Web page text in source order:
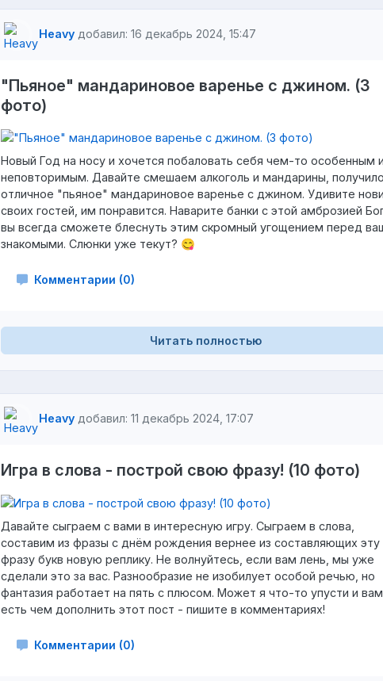
Heavy добавил: 16 декабрь 2024, 15:47
"Пьяное" мандариновое варенье с джином. (3
фото)
Новый Год на носу и хочется побаловать себя чем-то особенным
неповторимым. Давайте смешаем алкоголь и мандарины,
отличное "пьяное" мандариновое варенье с джином. Удивите
своих гостей, им понравится. Наварите банки с этой амброзией
вы всегда сможете блеснуть этим скромный угощением перед
знакомыми. Слюнки уже текут? 😋
Комментарии (0)
Читать полностью
Heavy добавил: 11 декабрь 2024, 17:07
Игра в слова - построй свою фразу! (10 фото)
Давайте сыграем с вами в интересную игру. Сыграем в слова,
составим из фразы с днём рождения вернее из составляющих эту
фразу букв новую реплику. Не волнуйтесь, если вам лень, мы уже
сделали это за вас. Разнообразие не изобилует особой речью, но
фантазия работает на пять с плюсом. Может я что-то упусти и вам
есть чем дополнить этот пост - пишите в комментариях!
Комментарии (0)